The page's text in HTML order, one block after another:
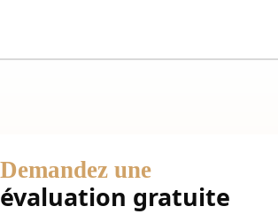
Demandez une
évaluation gratuite